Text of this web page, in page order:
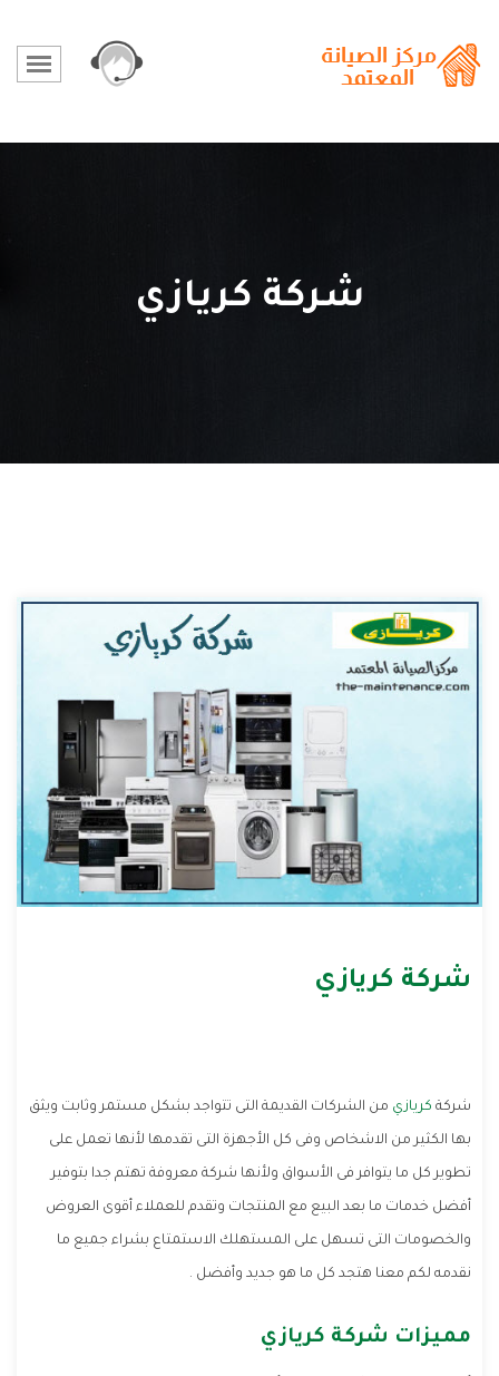
شركة كريازي
شركة كريازي
شركة كريازي من الشركات القديمة التى تتواجد بشكل مستمر وثابت ويثق
بها الكثير من الاشخاص وفى كل الأجهزة التى تقدمها لأنها تعمل على
تطوير كل ما يتوافر فى الأسواق ولأنها شركة معروفة تهتم جدا بتوفير
أفضل خدمات ما بعد البيع مع المنتجات وتقدم للعملاء أقوى العروض
والخصومات التى تسهل على المستهلك الاستمتاع بشراء جميع ما
نقدمه لكم معنا هتجد كل ما هو جديد وأفضل .
مميزات شركة كريازي